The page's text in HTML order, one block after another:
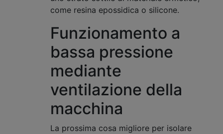
come resina epossidica o silicone.
Funzionamento a
bassa pressione
mediante
ventilazione della
macchina
La prossima cosa migliore per isolare